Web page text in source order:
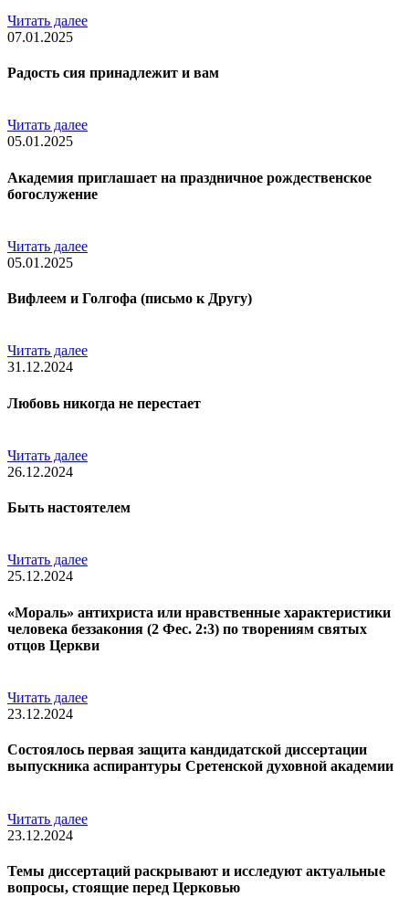
Читать далее
07.01.2025
Радость сия принадлежит и вам
Читать далее
05.01.2025
Академия приглашает на праздничное рождественское
богослужение
Читать далее
05.01.2025
Вифлеем и Голгофа (письмо к Другу)
Читать далее
31.12.2024
Любовь никогда не перестает
Читать далее
26.12.2024
Быть настоятелем
Читать далее
25.12.2024
«Мораль» антихриста или нравственные характеристики
человека беззакония (2 Фес. 2:3) по творениям святых
отцов Церкви
Читать далее
23.12.2024
Состоялось первая защита кандидатской диссертации
выпускника аспирантуры Сретенской духовной академии
Читать далее
23.12.2024
Темы диссертаций раскрывают и исследуют актуальные
вопросы, стоящие перед Церковью